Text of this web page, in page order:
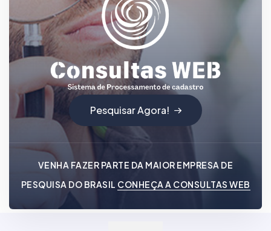
Pesquisar Agora!
VENHA FAZER PARTE DA MAIOR EMPRESA DE
PESQUISA DO BRASIL CONHEÇA A CONSULTAS WEB